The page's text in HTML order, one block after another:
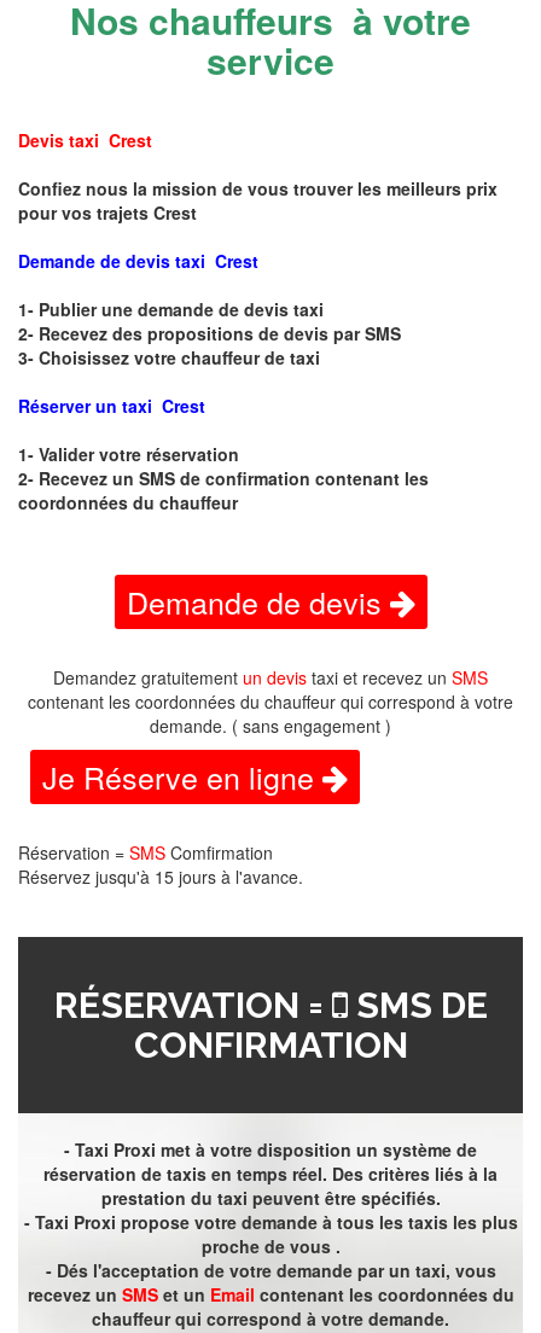
Nos chauffeurs à votre
service
Devis taxi Crest
Confiez nous la mission de vous trouver les meilleurs prix
pour vos trajets Crest
Demande de devis taxi Crest
1- Publier une demande de devis taxi
2- Recevez des propositions de devis par SMS
3- Choisissez votre chauffeur de taxi
Réserver un taxi Crest
1- Valider votre réservation
2- Recevez un SMS de confirmation contenant les
coordonnées du chauffeur
Demande de devis
Demandez gratuitement un devis taxi et recevez un SMS
contenant les coordonnées du chauffeur qui correspond à votre
demande. ( sans engagement )
Je Réserve en ligne
Réservation = SMS Comfirmation
Réservez jusqu'à 15 jours à l'avance.
RÉSERVATION =
SMS DE
CONFIRMATION
- Taxi Proxi met à votre disposition un système de
réservation de taxis en temps réel. Des critères liés à la
prestation du taxi peuvent être spécifiés.
- Taxi Proxi propose votre demande à tous les taxis les plus
proche de vous .
- Dés l'acceptation de votre demande par un taxi, vous
recevez un SMSet un Email contenant les coordonnées du
chauffeur qui correspond à votre demande.